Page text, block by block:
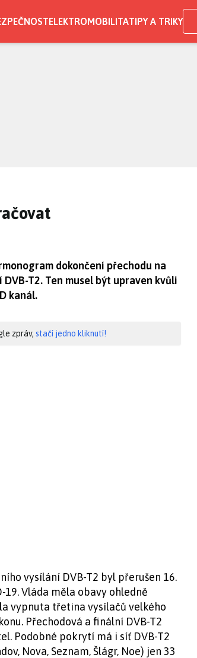
ELEKTROMOBILITATIPY A TRIKY
dokončení přechodu na
T2. Ten musel být upraven kvůli
kanál.
zpráv, stačí jedno kliknutí!
vysílání DVB-T2 byl přerušen 16.
Vláda měla obavy ohledně
vypnuta třetina vysílačů velkého
Přechodová a finální DVB-T2
Podobné pokrytí má i síť DVB-T2
Nova, Seznam, Šlágr, Noe) jen 33